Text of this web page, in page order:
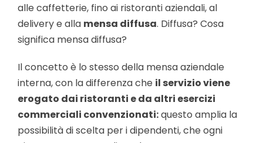
alle caffetterie, fino ai ristoranti aziendali, al
delivery e alla mensa diffusa. Diffusa? Cosa
significa mensa diffusa?
Il concetto è lo stesso della mensa aziendale
interna, con la differenza che il servizio viene
erogato dai ristoranti e da altri esercizi
commerciali convenzionati:questo amplia la
possibilità di scelta per i dipendenti, che ogni